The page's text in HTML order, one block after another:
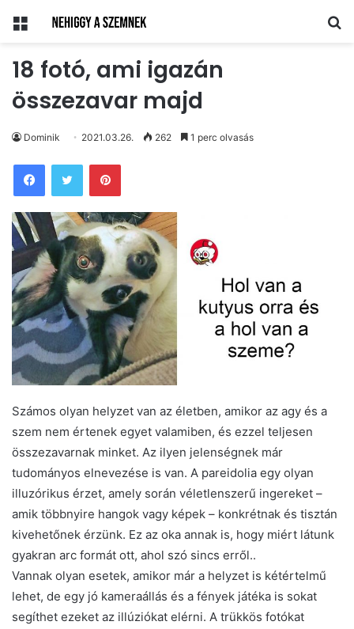
Menü
18 fotó, ami igazán
összezavar majd
Dominik 2021.03.26. 262 1 perc olvasás
Pinterest
Számos olyan helyzet van az életben, amikor az agy és a
szem nem értenek egyet valamiben, és ezzel teljesen
összezavarnak minket. Az ilyen jelenségnek már
tudományos elnevezése is van. A pareidolia egy olyan
illuzórikus érzet, amely során véletlenszerű ingereket –
amik többnyire hangok vagy képek – konkrétnak és tisztán
kivehetőnek érzünk. Ez az oka annak is, hogy miért látunk
gyakran arc formát ott, ahol szó sincs erről..
Vannak olyan esetek, amikor már a helyzet is kétértelmű
lehet, de egy jó kameraállás és a fények játéka is sokat
segíthet ezeket az illúziókat elérni. A trükkös fotókat